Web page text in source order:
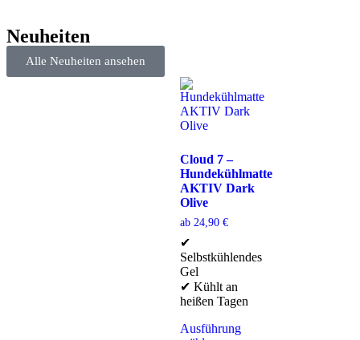
Neuheiten
Alle Neuheiten ansehen
Cloud 7 –
Hundekühlmatte
AKTIV Dark
Olive
ab 24,90 €
✔
Selbstkühlendes
Gel
✔ Kühlt an
heißen Tagen
Ausführung